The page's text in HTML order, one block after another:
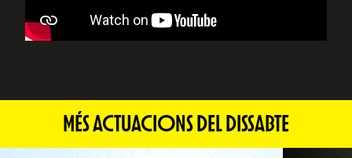
MÉS ACTUACIONS DEL DISSABTE